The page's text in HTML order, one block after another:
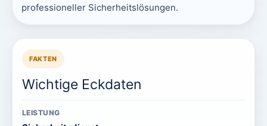
professioneller Sicherheitslösungen.
FAKTEN
Wichtige Eckdaten
LEISTUNG